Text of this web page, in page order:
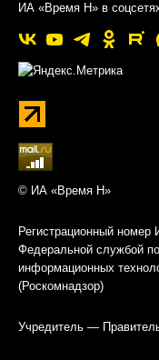
ИА «Время Н» в
© ИА «Время Н»
Регистрационный
Федеральной службой
информационных
(Роскомнадзор)
Учредитель —